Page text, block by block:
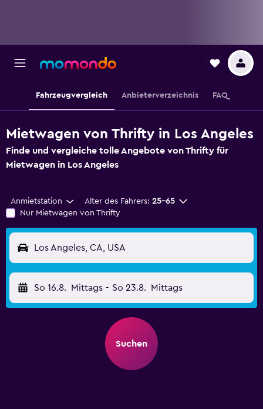
Fahrzeugvergleich Anbieterverzeichnis FAQ
Mietwagen von Thrifty in Los Angeles
Finde und vergleiche tolle Angebote von Thrifty für
Mietwagen in Los Angeles
Anmietstation Alter des Fahrers: 25-65
Nur Mietwagen von Thrifty
Los Angeles, CA, USA
So 16.8. Mittags - So 23.8. Mittags
Suchen